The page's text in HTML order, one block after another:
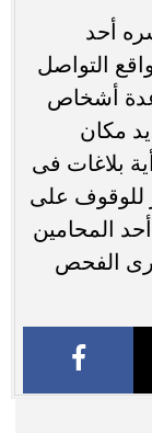
أحد
التواصل
عدة أشخاص
مكان
بلاغات فى
للوقوف على
المحامين
الفحص